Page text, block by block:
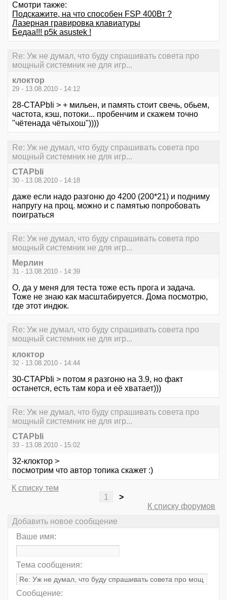
Смотри также:
Подскажите, на что способен FSP 400Вт ?
Лазерная гравировка клавиатуры
Бедаа!!! p5k asustek !
Re: Уж не думал, что буду спрашивать совета про
мощный системник не для игр...
клоктор
29 - 13.08.2010 - 14:12
28-CTAPbIi > + мильен, и память стоит свечь, обьем,
частота, кэш, потоки... пробенчим и скажем точно
"чётенада чётыхош"))))
Re: Уж не думал, что буду спрашивать совета про
мощный системник не для игр...
CTAPbIi
30 - 13.08.2010 - 14:18
даже если надо разгоню до 4200 (200*21) и подниму
напругу на проц. можно и с памятью попробовать
поиграться
Re: Уж не думал, что буду спрашивать совета про
мощный системник не для игр...
Мерлин
31 - 13.08.2010 - 14:39
О, да у меня для теста тоже есть прога и задача.
Тоже не знаю как масштабируется. Дома посмотрю,
где этот индюк.
Re: Уж не думал, что буду спрашивать совета про
мощный системник не для игр...
клоктор
32 - 13.08.2010 - 14:44
30-CTAPbIi > потом я разгоню на 3.9, но факт
останется, есть там кора и её хватает)))
Re: Уж не думал, что буду спрашивать совета про
мощный системник не для игр...
CTAPbIi
33 - 13.08.2010 - 15:02
32-клоктор >
посмотрим что автор топика скажет :)
К списку тем
1
>
К списку форумов
Добавить новое сообщение
Ваше имя:
Тема сообщения:
Сообщение: